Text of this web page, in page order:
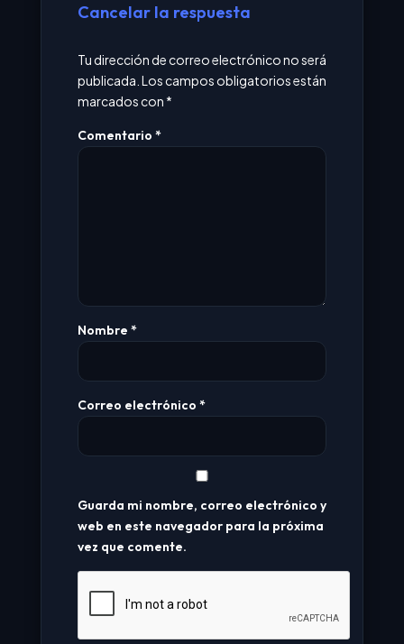
Cancelar la respuesta
Tu dirección de correo electrónico no será
publicada. Los campos obligatorios están
marcados con *
Comentario *
Nombre *
Correo electrónico *
Guarda mi nombre, correo electrónico y
web en este navegador para la próxima
vez que comente.